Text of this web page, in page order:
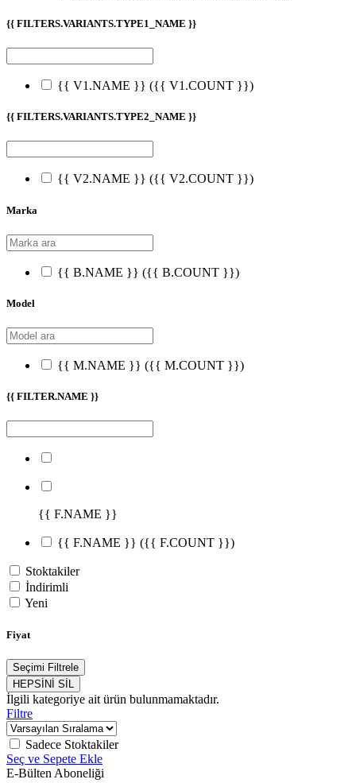
{{ FILTERS.VARIANTS.TYPE1_NAME }}
{{ V1.NAME }} ({{ V1.COUNT }})
{{ FILTERS.VARIANTS.TYPE2_NAME }}
{{ V2.NAME }} ({{ V2.COUNT }})
Marka
{{ B.NAME }} ({{ B.COUNT }})
Model
{{ M.NAME }} ({{ M.COUNT }})
{{ FILTER.NAME }}
{{ F.NAME }}
{{ F.NAME }} ({{ F.COUNT }})
Stoktakiler
İndirimli
Yeni
Fiyat
Seçimi Filtrele
HEPSİNİ SİL
İlgili kategoriye ait ürün bulunmamaktadır.
Filtre
Sadece Stoktakiler
Seç ve Sepete Ekle
E-Bülten Aboneliği